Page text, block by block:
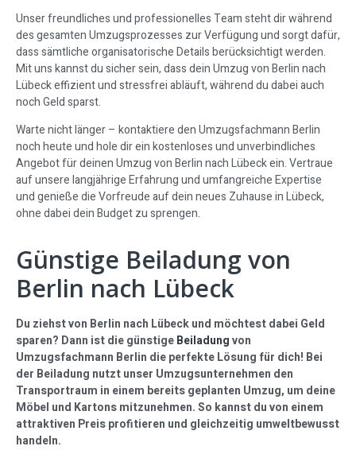
Unser freundliches und professionelles Team steht dir während
des gesamten Umzugsprozesses zur Verfügung und sorgt dafür,
dass sämtliche organisatorische Details berücksichtigt werden.
Mit uns kannst du sicher sein, dass dein Umzug von Berlin nach
Lübeck effizient und stressfrei abläuft, während du dabei auch
noch Geld sparst.
Warte nicht länger – kontaktiere den Umzugsfachmann Berlin
noch heute und hole dir ein kostenloses und unverbindliches
Angebot für deinen Umzug von Berlin nach Lübeck ein. Vertraue
auf unsere langjährige Erfahrung und umfangreiche Expertise
und genieße die Vorfreude auf dein neues Zuhause in Lübeck,
ohne dabei dein Budget zu sprengen.
Günstige Beiladung von
Berlin nach Lübeck
Du ziehst von Berlin nach Lübeck und möchtest dabei Geld
sparen? Dann ist die günstigeBeiladungvon
Umzugsfachmann Berlin die perfekte Lösung für dich! Bei
der Beiladung nutzt unser Umzugsunternehmen den
Transportraum in einem bereits geplanten Umzug, um deine
Möbel und Kartons mitzunehmen. So kannst du von einem
attraktiven Preis profitieren und gleichzeitig umweltbewusst
handeln.